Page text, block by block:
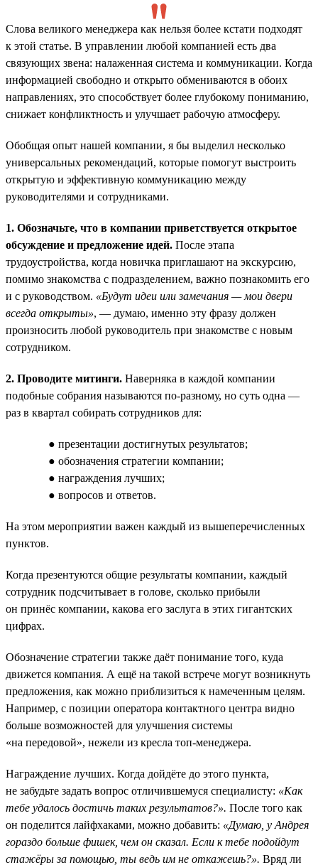
Слова великого менеджера как нельзя более кстати подходят
к этой статье. В управлении любой компанией есть два
связующих звена: налаженная система и коммуникации. Когда
информацией свободно и открыто обмениваются в обоих
направлениях, это способствует более глубокому пониманию,
снижает конфликтность и улучшает рабочую атмосферу.
Обобщая опыт нашей компании, я бы выделил несколько
универсальных рекомендаций, которые помогут выстроить
открытую и эффективную коммуникацию между
руководителями и сотрудниками.
1. Обозначьте, что в компании приветствуется открытое
обсуждение и предложение идей. После этапа
трудоустройства, когда новичка приглашают на экскурсию,
помимо знакомства с подразделением, важно познакомить его
и с руководством. «Будут идеи или замечания — мои двери
всегда открыты», — думаю, именно эту фразу должен
произносить любой руководитель при знакомстве с новым
сотрудником.
2. Проводите митинги. Наверняка в каждой компании
подобные собрания называются по-разному, но суть одна —
раз в квартал собирать сотрудников для:
● презентации достигнутых результатов;
● обозначения стратегии компании;
● награждения лучших;
● вопросов и ответов.
На этом мероприятии важен каждый из вышеперечисленных
пунктов.
Когда презентуются общие результаты компании, каждый
сотрудник подсчитывает в голове, сколько прибыли
он принёс компании, какова его заслуга в этих гигантских
цифрах.
Обозначение стратегии также даёт понимание того, куда
движется компания. А ещё на такой встрече могут возникнуть
предложения, как можно приблизиться к намеченным целям.
Например, с позиции оператора контактного центра видно
больше возможностей для улучшения системы
«на передовой», нежели из кресла топ-менеджера.
Награждение лучших. Когда дойдёте до этого пункта,
не забудьте задать вопрос отличившемуся специалисту: «Как
тебе удалось достичь таких результатов?». После того как
он поделится лайфхаками, можно добавить: «Думаю, у Андрея
гораздо больше фишек, чем он сказал. Если к тебе подойдут
стажёры за помощью, ты ведь им не откажешь?». Вряд ли